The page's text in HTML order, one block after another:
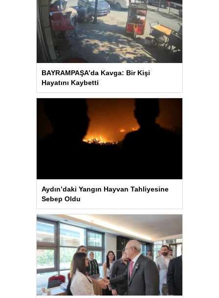
BAYRAMPAŞA’da Kavga: Bir Kişi
Hayatını Kaybetti
Aydın’daki Yangın Hayvan Tahliyesine
Sebep Oldu